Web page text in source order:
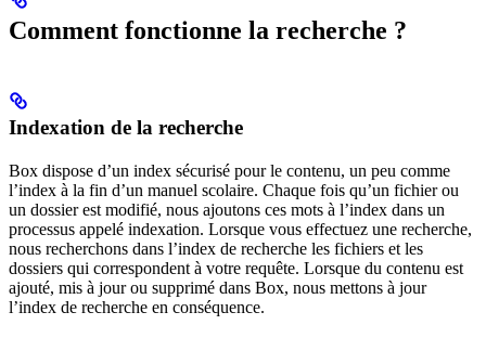
Comment fonctionne la recherche ?
Indexation de la recherche
Box dispose d’un index sécurisé pour le contenu, un peu comme
l’index à la fin d’un manuel scolaire. Chaque fois qu’un fichier ou
un dossier est modifié, nous ajoutons ces mots à l’index dans un
processus appelé indexation. Lorsque vous effectuez une recherche,
nous recherchons dans l’index de recherche les fichiers et les
dossiers qui correspondent à votre requête. Lorsque du contenu est
ajouté, mis à jour ou supprimé dans Box, nous mettons à jour
l’index de recherche en conséquence.